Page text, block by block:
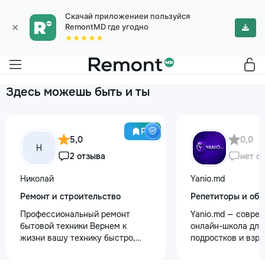
×
Скачай приложениеи пользуйся
RemontMD где угодно
★★★★★
Здесь можешь быть и ты
Pro
Н
5,0
2 отзыва
Николай
Ремонт и строительство
Профессиональный ремонт
бытовой техники Вернем к
жизни вашу технику быстро,
0,0
нет
Yanio.md
Репетиторы и
Yanio.md —
онлайн-школа для
подростков и